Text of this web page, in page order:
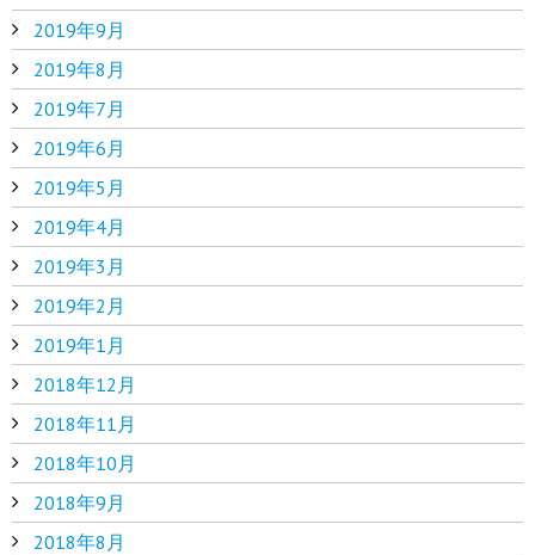
2019年9月
2019年8月
2019年7月
2019年6月
2019年5月
2019年4月
2019年3月
2019年2月
2019年1月
2018年12月
2018年11月
2018年10月
2018年9月
2018年8月